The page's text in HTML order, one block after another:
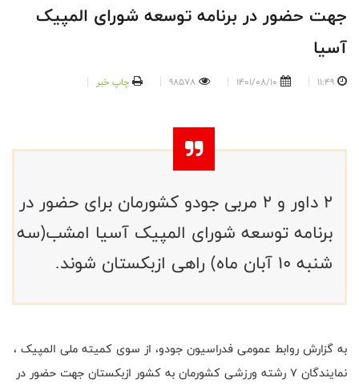
جهت حضور در برنامه توسعه شورای المپیک
آسیا
11:49
1401/08/10
98578 چاپ خبر
2 داور و 2 مربی جودو کشورمان برای حضور در
برنامه توسعه شورای المپیک آسیا امشب(سه
شنبه 10 آبان ماه) راهی ازبکستان شوند.
به گزارش روابط عمومی فدراسیون جودو، از سوی کمیته ملی المپیک ،
نمایندگان 7 رشته ورزشی کشورمان به کشور ازبکستان جهت حضور در